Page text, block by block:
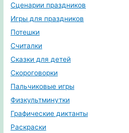
Сценарии праздников
Игры для праздников
Потешки
Считалки
Сказки для детей
Скороговорки
Пальчиковые игры
Физкультминутки
Графические диктанты
Раскраски